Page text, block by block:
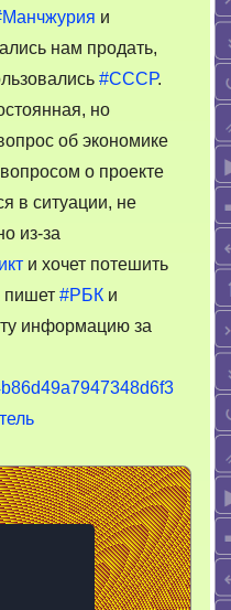
Израиле
и
нам продать,
#СССР.
но
об экономике
о проекте
в ситуации, не
из-за
и хочет потешить
пишет #РБК и
информацию за